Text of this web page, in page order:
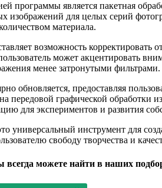
программы является пакетная
изображений для целых серий
материала.
возможность корректировать
может акцентировать
менее затронутыми фильтрами.
обновляется, предоставляя
на передовой графической
для экспериментов и развития
универсальный инструмент для
свободу творчества и
можете найти в наших